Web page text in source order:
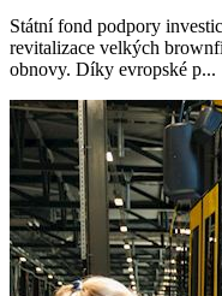
Státní fond podpory
revitalizace velkých
obnovy. Díky evropské p...